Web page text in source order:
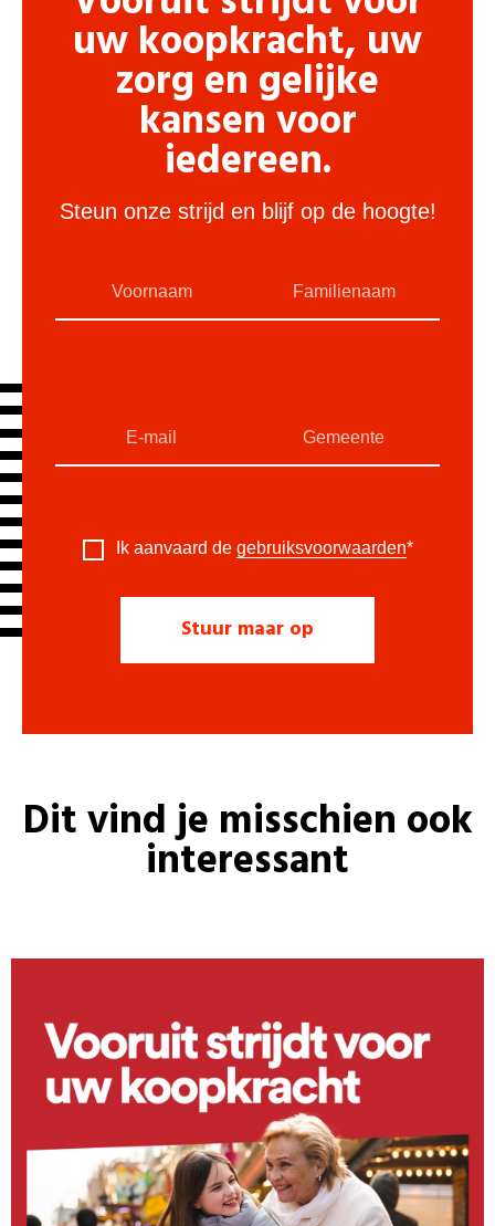
uw koopkracht, uw
zorg en gelijke
kansen voor
iedereen.
Steun onze strijd en blijf op de hoogte!
Ik aanvaard de gebruiksvoorwaarden*
Dit vind je misschien ook
interessant